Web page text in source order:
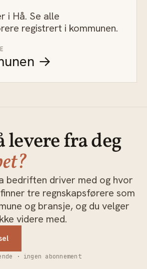
i Hå. Se alle
registrert i kommunen.
→
fra deg
bedriften driver med og hvor
tre regnskapsførere som
og bransje, og du velger
videre med.
· ingen abonnement